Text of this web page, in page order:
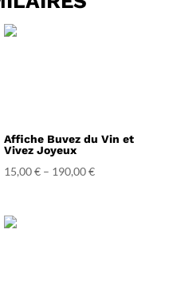
Affiche Buvez du Vin et
Vivez Joyeux
15,00€ – 190,00€